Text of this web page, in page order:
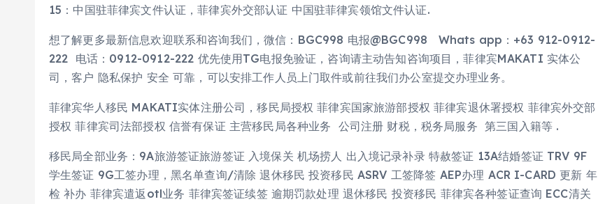
15：中国驻菲律宾文件认证，菲律宾外交部认证 中国驻菲律宾领馆文件认证.
想了解更多最新信息欢迎联系和咨询我们，微信：BGC998 电报@BGC998 Whats app：+63 912-0912-
222 电话：0912-0912-222 优先使用TG电报免验证，咨询请主动告知咨询项目，菲律宾MAKATI 实体公
司，客户 隐私保护 安全 可靠，可以安排工作人员上门取件或前往我们办公室提交办理业务。
菲律宾华人移民 MAKATI实体注册公司，移民局授权 菲律宾国家旅游部授权 菲律宾退休署授权 菲律宾外交部
授权 菲律宾司法部授权 信誉有保证 主营移民局各种业务 公司注册 财税，税务局服务 第三国入籍等 .
移民局全部业务：9A旅游签证旅游签证 入境保关 机场捞人 出入境记录补录 特赦签证 13A结婚签证 TRV 9F
学生签证 9G工签办理，黑名单查询/清除 退休移民 投资移民 ASRV 工签降签 AEP办理 ACR I-CARD 更新 年
检 补办 菲律宾遣返otl业务 菲律宾签证续签 逾期罚款处理 退休移民 投资移民 菲律宾各种签证查询 ECC清关